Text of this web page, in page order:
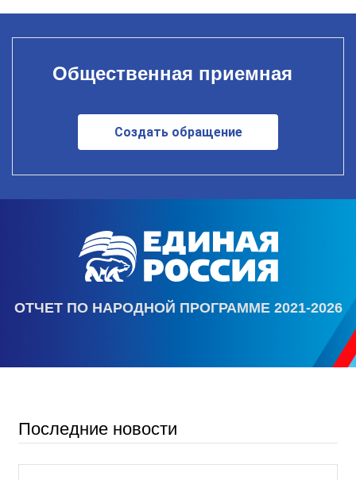
Общественная приемная
Создать обращение
ОТЧЕТ ПО НАРОДНОЙ ПРОГРАММЕ 2021-2026
Последние новости